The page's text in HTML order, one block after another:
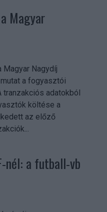
Magyar
Nagydíj
a fogyasztói
tranzakciós adatokból
költése a
az előző
nél: a futball-vb